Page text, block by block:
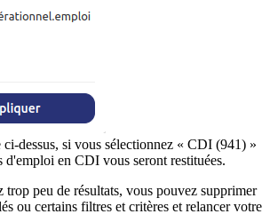
dessus, si vous sélectionnez « CDI (941) »
d'emploi en CDI vous seront restituées.
trop peu de résultats, vous pouvez supprimer
ou certains filtres et critères et relancer votre